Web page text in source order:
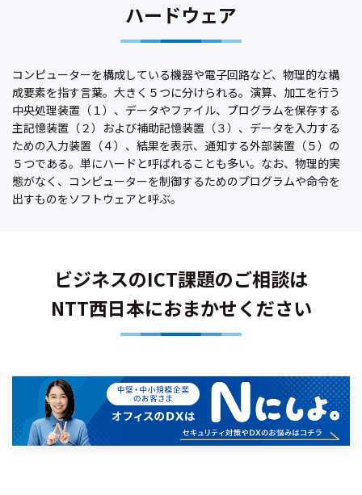
ハードウェア
コンピューターを構成している機器や電子回路など、物理的な構
成要素を指す言葉。大きく５つに分けられる。演算、加工を行う
中央処理装置（１）、データやファイル、プログラムを保存する
主記憶装置（２）および補助記憶装置（３）、データを入力する
ための入力装置（４）、結果を表示、通知する外部装置（５）の
５つである。単にハードと呼ばれることも多い。なお、物理的実
態がなく、コンピューターを制御するためのプログラムや命令を
出すものをソフトウェアと呼ぶ。
ビジネスのICT課題のご相談は
NTT西日本におまかせください